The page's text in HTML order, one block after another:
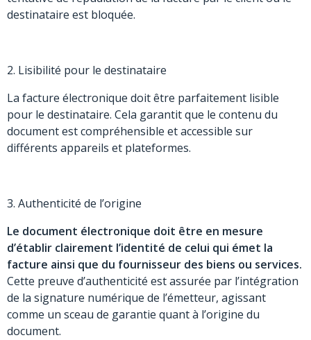
destinataire est bloquée.
2. Lisibilité pour le destinataire
La facture électronique doit être parfaitement lisible
pour le destinataire. Cela garantit que le contenu du
document est compréhensible et accessible sur
différents appareils et plateformes.
3. Authenticité de l’origine
Le document électronique doit être en mesure
d’établir clairement l’identité de celui qui émet la
facture ainsi que du fournisseur des biens ou services.
Cette preuve d’authenticité est assurée par l’intégration
de la signature numérique de l’émetteur, agissant
comme un sceau de garantie quant à l’origine du
document.